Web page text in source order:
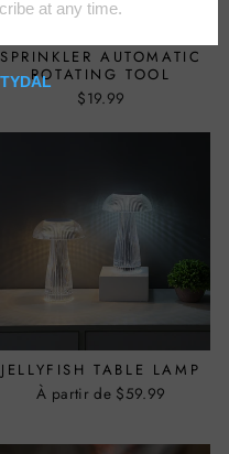
SPRINKLER AUTOMATIC
ROTATING TOOL
$19.99
JELLYFISH TABLE LAMP
À partir de $59.99